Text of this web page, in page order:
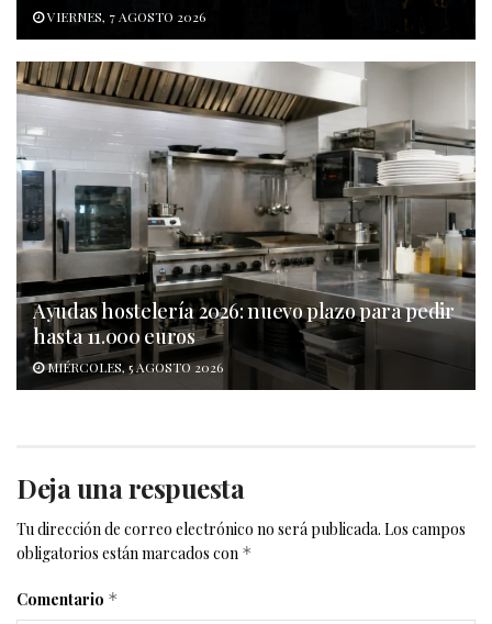
VIERNES, 7 AGOSTO 2026
Ayudas hostelería 2026: nuevo plazo para pedir
hasta 11.000 euros
MIÉRCOLES, 5 AGOSTO 2026
Deja una respuesta
Tu dirección de correo electrónico no será publicada. Los campos
obligatorios están marcados con *
Comentario *